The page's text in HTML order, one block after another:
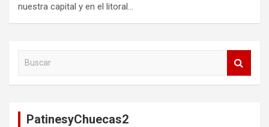
nuestra capital y en el litoral…
PatinesyChuecas2